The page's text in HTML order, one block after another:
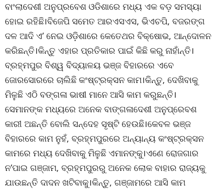
ବାଂଲାଦେଶୀ ଅନୁପ୍ରବେଶ ଓଡିଶାରେ ମଧ୍ୟ ଏକ ବଡ଼ ସମସ୍ୟା
ହୋଇ ରହିଛି।ବିଜେପି ସମେତ ଆରଏସଏସ, ଭିଏଚପି, ବଜରଙ୍ଗ
ଦଳ ଆଦି ଏ’ ନେଇ ଓଡ଼ିଶାରେ କେତେଥର ବିକ୍ଷୋଭ, ଆନ୍ଦୋଳନ
କରିଛନ୍ତି।କିନ୍ତୁ ଏହାର ପ୍ରତିକାର ପାଇଁ କିଛି କରୁ ନାହାଁନ୍ତି।
ବ୍ରହ୍ମପୁର ବିଶ୍ୱ ବିଦ୍ୟାଳୟ ଭଞ୍ଜ ବିହାରରେ ଏବେ
ଜୋରସୋରରେ ଚାଲିଛି କଂଷ୍ଟ୍ରକ୍ସନ କାମ।କିନ୍ତୁ, ଦେଖିବାକୁ
ମିଳୁଛି ଏଠି ବଙ୍ଗଳା ଭାଷୀ ମାନେ ଆସି କାମ କରୁଛନ୍ତି।
ସେମାନଙ୍କ ମଧ୍ୟରେ ଅନେକ ବାଙ୍ଗଳାଦେଶୀ ଅନୁପ୍ରେବଶ
କାରୀ ଅଛନ୍ତି ବୋଲି ସନ୍ଦେହ ସୃଷ୍ଟି ହେଉଛି।କେବଳ ଭଞ୍ଜ
ବିହାରରେ କାମ ନୁହଁ, ବ୍ରହ୍ମପୁରରେ ଅନ୍ୟାନ୍ୟ କଂଷ୍ଟ୍ରକ୍ସନ
କାମରେ ମଧ୍ୟ ଦେଖିବାକୁ ମିଳୁଛି ଏମାନଙ୍କୁ।ଏଣେ ରୋଜଗାର
ନ’ପାଇ ଗଞ୍ଜାମ, ବ୍ରହ୍ମପୁରରୁ ଅନେକ ଲୋକ ବାହାର ରାଜ୍ୟକୁ
ଯାଉଛନ୍ତି ଦାଦନ ଖଟିବାକୁ।କିନ୍ତୁ, ଗଞ୍ଜାମରେ ଆସି କାମ